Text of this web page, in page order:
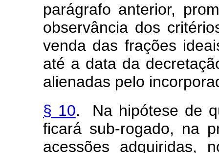
parágrafo anterior,
observância dos
venda das frações
até a data da
alienadas pelo
§ 10. Na hipótese de
ficará sub-rogado, na
acessões adquiridas,